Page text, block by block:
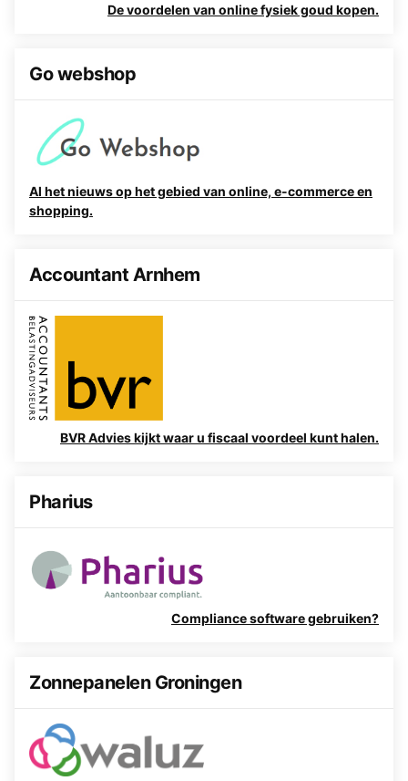
De voordelen van online fysiek goud kopen.
Go webshop
Al het nieuws op het gebied van online, e-commerce en
shopping.
Accountant Arnhem
BVR Advies kijkt waar u fiscaal voordeel kunt halen.
Pharius
Compliance software gebruiken?
Zonnepanelen Groningen